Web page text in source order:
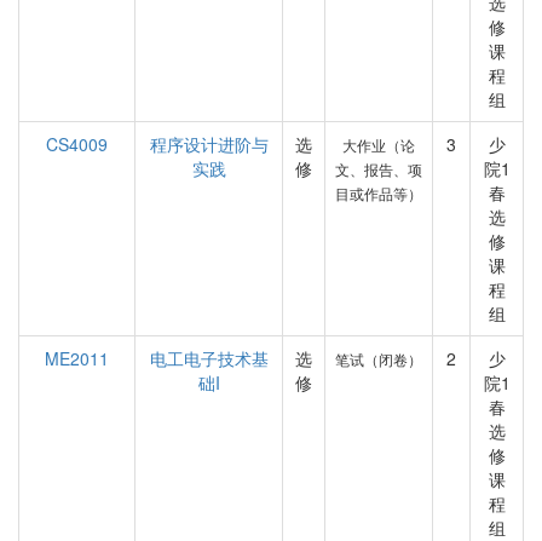
修
课
程
组
CS4009
程序设计进阶与
实践
选
修
大作业（论
文、报告、项
目或作品等）
3
少
院1
春
选
修
课
程
组
ME2011
电工电子技术基
础I
选
修
笔试（闭卷） 2
少
院1
春
选
修
课
程
组